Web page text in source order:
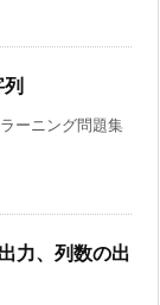
ーニング問題集
力、列数の出